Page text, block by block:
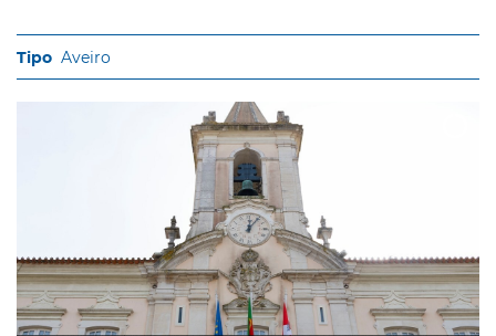
Aveiro